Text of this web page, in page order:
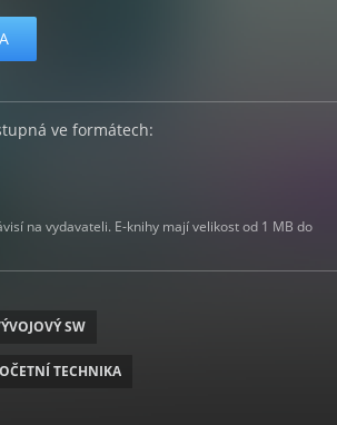
ve formátech:
na vydavateli. E-knihy mají velikost od 1 MB do
SW
TECHNIKA